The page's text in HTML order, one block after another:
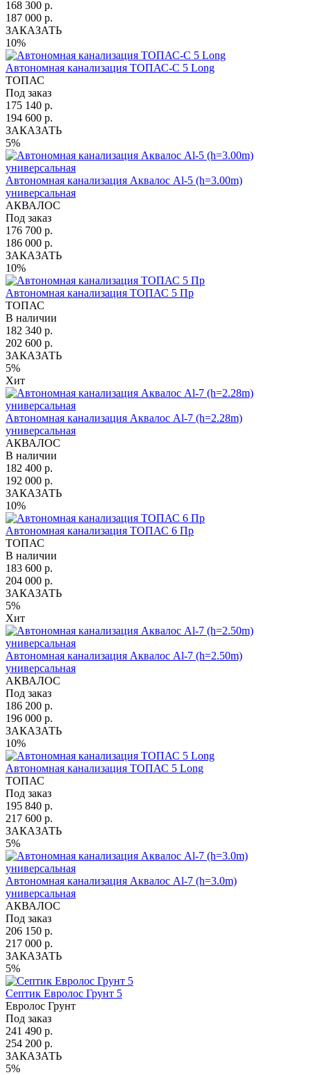
168 300 р.
187 000 р.
ЗАКАЗАТЬ
10%
Автономная канализация ТОПАС-С 5 Long
ТОПАС
Под заказ
175 140 р.
194 600 р.
ЗАКАЗАТЬ
5%
Автономная канализация Аквалос Al-5 (h=3.00m)
универсальная
АКВАЛОС
Под заказ
176 700 р.
186 000 р.
ЗАКАЗАТЬ
10%
Автономная канализация ТОПАС 5 Пр
ТОПАС
В наличии
182 340 р.
202 600 р.
ЗАКАЗАТЬ
5%
Хит
Автономная канализация Аквалос Al-7 (h=2.28m)
универсальная
АКВАЛОС
В наличии
182 400 р.
192 000 р.
ЗАКАЗАТЬ
10%
Автономная канализация ТОПАС 6 Пр
ТОПАС
В наличии
183 600 р.
204 000 р.
ЗАКАЗАТЬ
5%
Хит
Автономная канализация Аквалос Al-7 (h=2.50m)
универсальная
АКВАЛОС
Под заказ
186 200 р.
196 000 р.
ЗАКАЗАТЬ
10%
Автономная канализация ТОПАС 5 Long
ТОПАС
Под заказ
195 840 р.
217 600 р.
ЗАКАЗАТЬ
5%
Автономная канализация Аквалос Al-7 (h=3.0m)
универсальная
АКВАЛОС
Под заказ
206 150 р.
217 000 р.
ЗАКАЗАТЬ
5%
Септик Евролос Грунт 5
Евролос Грунт
Под заказ
241 490 р.
254 200 р.
ЗАКАЗАТЬ
5%